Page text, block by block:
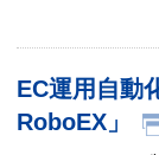
EC運用自動
RoboEX」